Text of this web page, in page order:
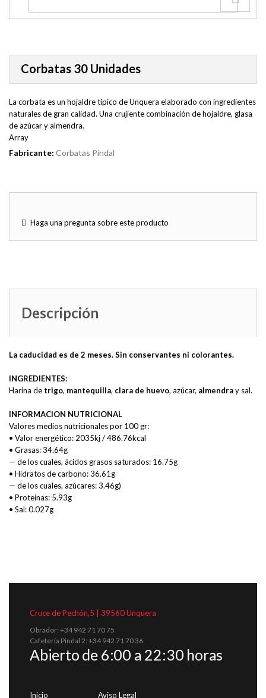
Corbatas 30 Unidades
La corbata es un hojaldre típico de Unquera elaborado con ingredientes
naturales de gran calidad. Una crujiente combinación de hojaldre, glasa
de azúcar y almendra.
Array
Fabricante: Corbatas Pindal
Haga una pregunta sobre este producto
Descripción
La caducidad es de 2 meses. Sin conservantes ni colorantes.
INGREDIENTES:
Harina de trigo, mantequilla, clara de huevo, azúcar, almendray sal.
INFORMACION NUTRICIONAL
Valores medios nutricionales por 100 gr:
• Valor energético: 2035kj / 486.76kcal
• Grasas: 34.64g
— de los cuales, ácidos grasos saturados: 16.75g
• Hidratos de carbono: 36.61g
— de los cuales, azúcares: 3.46g)
• Proteínas: 5.93g
• Sal: 0.027g
Cruce de Pechón,5 | 39560 Unquera
Obrador: +34 942 71 70 75
Cafetería Pindal 2: +34 942 71 70 36
Abierto de 6:00 a 22:30 horas
Inicio Aviso Legal